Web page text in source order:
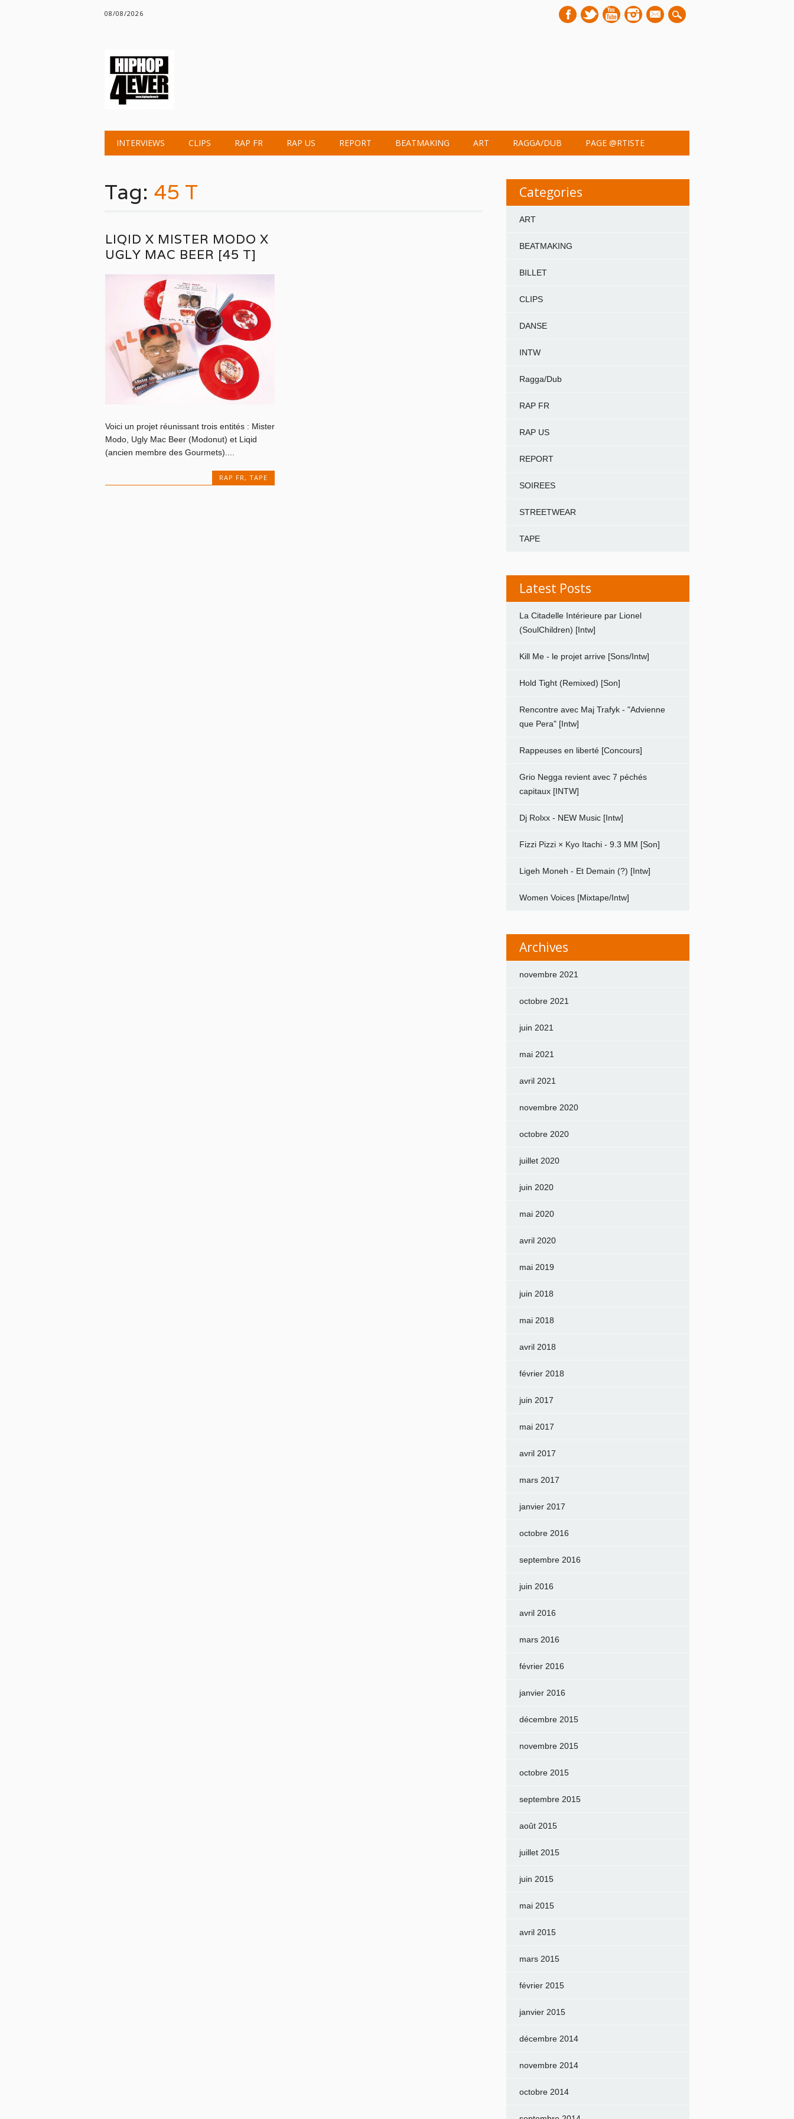
08/08/2026
mail
Main menu
INTERVIEWS CLIPS RAP FR RAP US REPORT BEATMAKING ART RAGGA/DUB PAGE @RTISTE
Tag: 45 T
LIQID X MISTER MODO X
UGLY MAC BEER [45 T]
Voici un projet réunissant trois entités : Mister
Modo, Ugly Mac Beer (Modonut) et Liqid
(ancien membre des Gourmets)....
RAP FR, TAPE
Categories
ART
BEATMAKING
BILLET
CLIPS
DANSE
INTW
Ragga/Dub
RAP FR
RAP US
REPORT
SOIREES
STREETWEAR
TAPE
Latest Posts
La Citadelle Intérieure par Lionel
(SoulChildren) [Intw]
Kill Me - le projet arrive [Sons/Intw]
Hold Tight (Remixed) [Son]
Rencontre avec Maj Trafyk - "Advienne
que Pera" [Intw]
Rappeuses en liberté [Concours]
Grio Negga revient avec 7 péchés
capitaux [INTW]
Dj Rolxx - NEW Music [Intw]
Fizzi Pizzi × Kyo Itachi - 9.3 MM [Son]
Ligeh Moneh - Et Demain (?) [Intw]
Women Voices [Mixtape/Intw]
Archives
novembre 2021
octobre 2021
juin 2021
mai 2021
avril 2021
novembre 2020
octobre 2020
juillet 2020
juin 2020
mai 2020
avril 2020
mai 2019
juin 2018
mai 2018
avril 2018
février 2018
juin 2017
mai 2017
avril 2017
mars 2017
janvier 2017
octobre 2016
septembre 2016
juin 2016
avril 2016
mars 2016
février 2016
janvier 2016
décembre 2015
novembre 2015
octobre 2015
septembre 2015
août 2015
juillet 2015
juin 2015
mai 2015
avril 2015
mars 2015
février 2015
janvier 2015
décembre 2014
novembre 2014
octobre 2014